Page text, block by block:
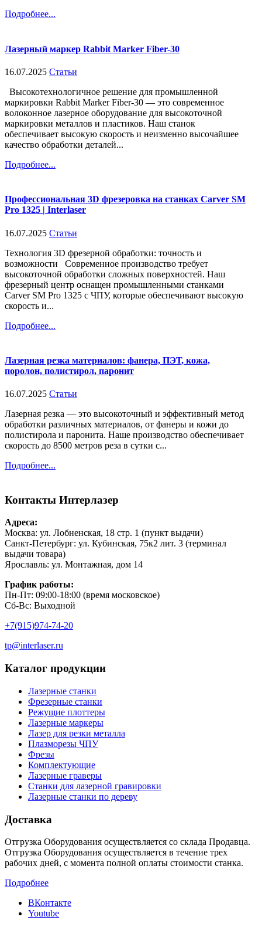
Подробнее...
Лазерный маркер Rabbit Marker Fiber-30
16.07.2025 Статьи
Высокотехнологичное решение для промышленной
маркировки Rabbit Marker Fiber-30 — это современное
волоконное лазерное оборудование для высокоточной
маркировки металлов и пластиков. Наш станок
обеспечивает высокую скорость и неизменно высочайшее
качество обработки деталей...
Подробнее...
Профессиональная 3D фрезеровка на станках Carver SM
Pro 1325 | Interlaser
16.07.2025 Статьи
Технология 3D фрезерной обработки: точность и
возможности Современное производство требует
высокоточной обработки сложных поверхностей. Наш
фрезерный центр оснащен промышленными станками
Carver SM Pro 1325 с ЧПУ, которые обеспечивают высокую
скорость и...
Подробнее...
Лазерная резка материалов: фанера, ПЭТ, кожа,
поролон, полистирол, паронит
16.07.2025 Статьи
Лазерная резка — это высокоточный и эффективный метод
обработки различных материалов, от фанеры и кожи до
полистирола и паронита. Наше производство обеспечивает
скорость до 8500 метров реза в сутки с...
Подробнее...
Контакты Интерлазер
Адреса:
Москва: ул. Лобненская, 18 стр. 1 (пункт выдачи)
Санкт-Петербург: ул. Кубинская, 75к2 лит. 3 (терминал
выдачи товара)
Ярославль: ул. Монтажная, дом 14
График работы:
Пн-Пт: 09:00-18:00 (время московское)
Сб-Вс: Выходной
+7(915)974-74-20
tp@interlaser.ru
Каталог продукции
Лазерные станки
Фрезерные станки
Режущие плоттеры
Лазерные маркеры
Лазер для резки металла
Плазморезы ЧПУ
Фрезы
Комплектующие
Лазерные граверы
Станки для лазерной гравировки
Лазерные станки по дереву
Доставка
Отгрузка Оборудования осуществляется со склада Продавца.
Отгрузка Оборудования осуществляется в течение трех
рабочих дней, с момента полной оплаты стоимости станка.
Подробнее
ВКонтакте
Youtube